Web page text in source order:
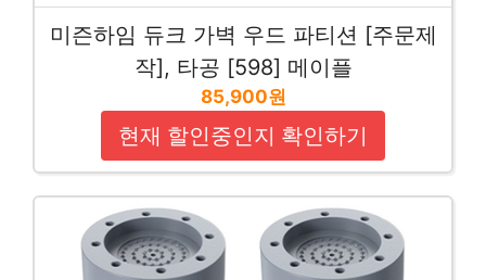
미즌하임 듀크 가벽 우드 파티션 [주문제
작], 타공 [598] 메이플
85,900원
현재 할인중인지 확인하기